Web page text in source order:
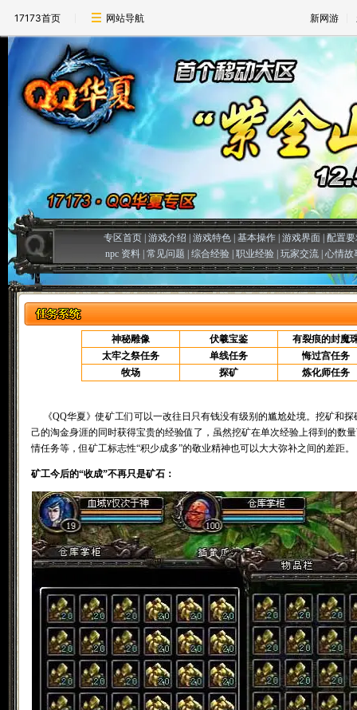
17173首页 网站导航 新网游
专区首页 游戏介绍 游戏特色 基本操作 游戏界面 配置
npc 资料 常见问题 综合经验 职业经验 玩家交流 心情故
神秘雕像 伏羲宝鉴
有裂痕的封魔
太牢之祭任务
单线任务
悔过宫任务
牧场
探矿 炼化师任务
《QQ华夏》使矿工们可以一改往日只有钱没有级别的尴尬处境。挖矿和
己的淘金身涯的同时获得宝贵的经验值了，虽然挖矿在单次经验上得到的数
情任务等，但矿工标志性“积少成多”的敬业精神也可以大大弥补之间的差距。
矿工今后的“收成”不再只是矿石：